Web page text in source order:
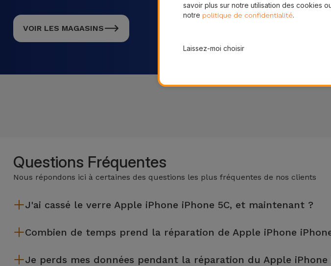
VOIR LES MAGASINS
Questions Fréquentes
Nous répondons ici à certaines des questions les plus fréquentes de nos clients
J'ai cassé le verre Apple iPhone iPhone 5C, et maintenant ?
Combien de temps prend la réparation de Apple iPhone
Je perds mes données pendant la réparation du Apple iPhone
savoir plus sur notre utilisation des cookies
notre politique de confidentialité.
Laissez-moi choisir